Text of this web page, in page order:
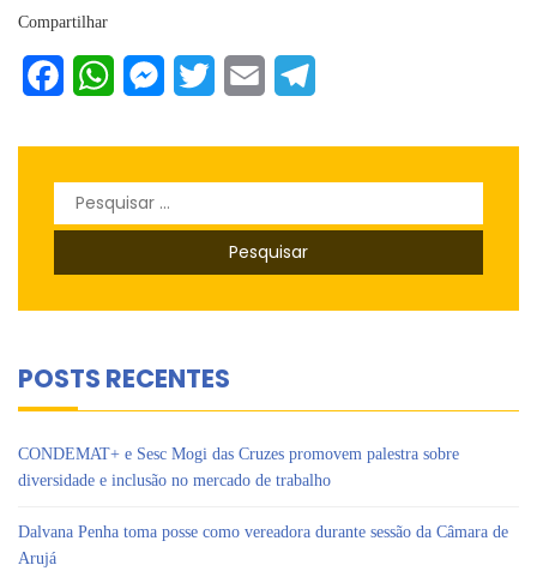
Compartilhar
FacebookWhatsAppMessenger
Twitter Email
Pesquisar
POSTS RECENTES
CONDEMAT+ e Sesc Mogi das Cruzes promovem palestra sobre
diversidade e inclusão no mercado de trabalho
Dalvana Penha toma posse como vereadora durante sessão da Câmara de
Arujá